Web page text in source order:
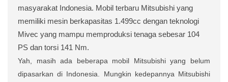
masyarakat Indonesia. Mobil terbaru Mitsubishi yang
memiliki mesin berkapasitas 1.499cc dengan teknologi
Mivec yang mampu memproduksi tenaga sebesar 104
PS dan torsi 141 Nm.
Yah, masih ada beberapa mobil Mitsubishi yang belum
dipasarkan di Indonesia. Mungkin kedepannya Mitsubishi